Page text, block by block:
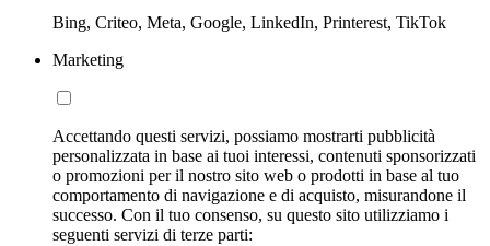
Bing, Criteo, Meta, Google, LinkedIn, Printerest, TikTok
Marketing
Accettando questi servizi, possiamo mostrarti pubblicità
personalizzata in base ai tuoi interessi, contenuti sponsorizzati
o promozioni per il nostro sito web o prodotti in base al tuo
comportamento di navigazione e di acquisto, misurandone il
successo. Con il tuo consenso, su questo sito utilizziamo i
seguenti servizi di terze parti: